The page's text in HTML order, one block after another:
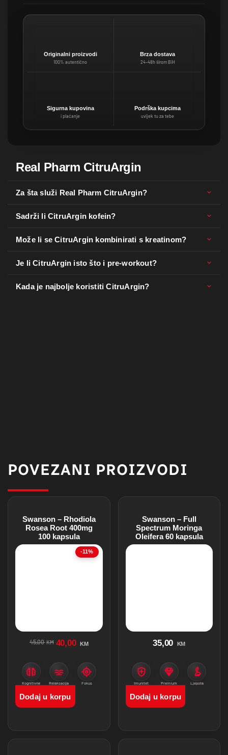
Originalni proizvodi
100% autentično
Brza dostava
24–48h širom BiH
Sigurna kupovina
i plaćanje
Podrška kupcima
uvijek tu za tebe
Real Pharm CitruArgin
Za šta služi Real Pharm CitruArgin?
Sadrži li CitruArgin kofein?
Može li se CitruArgin kombinirati s kreatinom?
Je li CitruArgin isto što i pre-workout?
Kada je najbolje koristiti CitruArgin?
POVEZANI PROIZVODI
Swanson – Rhodiola
Rosea Root 400mg
100 kapsula
-11%
45,00 KM 40,00 KM
Kognitivne
Relaksacija Fokus
Dodaj u korpu
Swanson – Full
Spectrum Moringa
Oleifera 60 kapsula
35,00 KM
Imunitet
Premium
Ljepota
Dodaj u korpu